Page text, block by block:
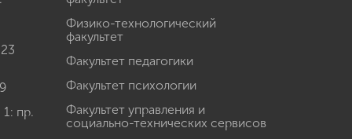
пр.
Физико-технологический
факультет
Факультет педагогики
Факультет психологии
Факультет управления и
социально-технических сервисов